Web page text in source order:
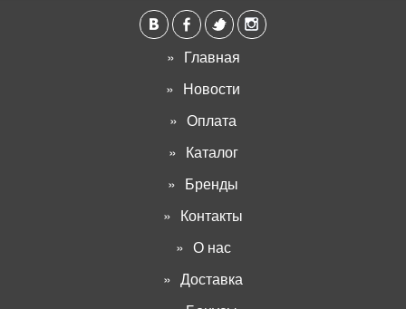
Главная
Новости
Оплата
Каталог
Бренды
Контакты
О нас
Доставка